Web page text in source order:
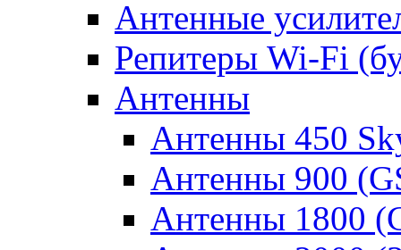
Антенные
Репитеры Wi-Fi
Антенны
Антенны 450
Антенны 900
Антенны 1800